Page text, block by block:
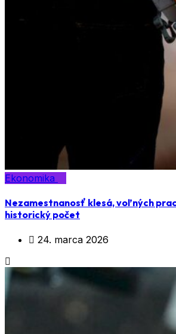
Ekonomika
Nezamestnanosť klesá, voľných
historický počet
24. marca 2026